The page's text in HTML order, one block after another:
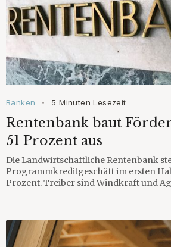
Banken • 5 Minuten Lesezeit
Rentenbank baut
51 Prozent aus
Die Landwirtschaftliche Rentenbank
Programmkreditgeschäft im ersten
Prozent. Treiber sind Windkraft und